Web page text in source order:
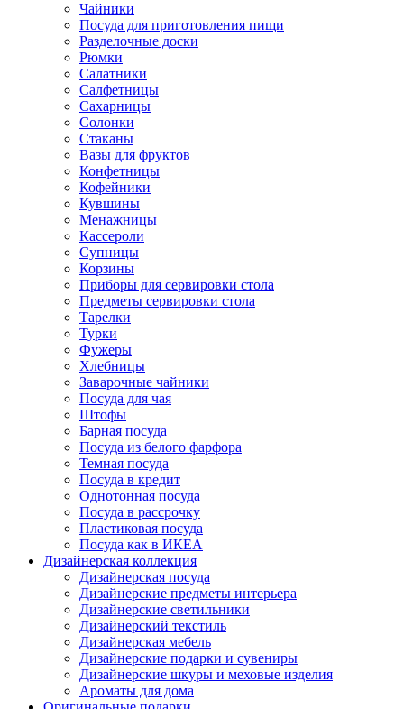
Чайники
Посуда для приготовления пищи
Разделочные доски
Рюмки
Салатники
Салфетницы
Сахарницы
Солонки
Стаканы
Вазы для фруктов
Конфетницы
Кофейники
Кувшины
Менажницы
Кассероли
Супницы
Корзины
Приборы для сервировки стола
Предметы сервировки стола
Тарелки
Турки
Фужеры
Хлебницы
Заварочные чайники
Посуда для чая
Штофы
Барная посуда
Посуда из белого фарфора
Темная посуда
Посуда в кредит
Однотонная посуда
Посуда в рассрочку
Пластиковая посуда
Посуда как в ИКЕА
Дизайнерская коллекция
Дизайнерская посуда
Дизайнерские предметы интерьера
Дизайнерские светильники
Дизайнерский текстиль
Дизайнерская мебель
Дизайнерские подарки и сувениры
Дизайнерские шкуры и меховые изделия
Ароматы для дома